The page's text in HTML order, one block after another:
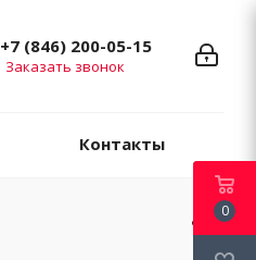
+7 (846) 200-05-15
Заказать звонок
Контакты
0